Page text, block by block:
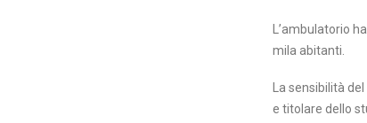
L’ambulatorio
mila abitanti.
La sensibilità
e titolare dello